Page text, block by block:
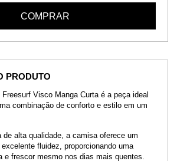
COMPRAR
PRODUTO
Visco Manga Curta é a peça ideal
combinação de conforto e estilo em um
de alta qualidade, a camisa oferece um
fluidez, proporcionando uma
e frescor mesmo nos dias mais quentes.